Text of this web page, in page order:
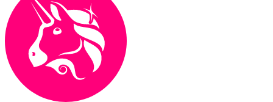
Ethereum
ETH